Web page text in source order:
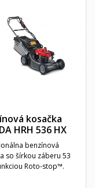
kosačka
HRH 536 HX
benzínová
so šírkou záberu 53
Roto-stop™.